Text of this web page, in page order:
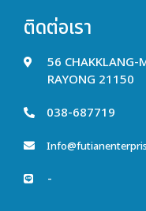
ติดต่อเรา
56 CHAKKLANG-
RAYONG 21150
038-687719
-